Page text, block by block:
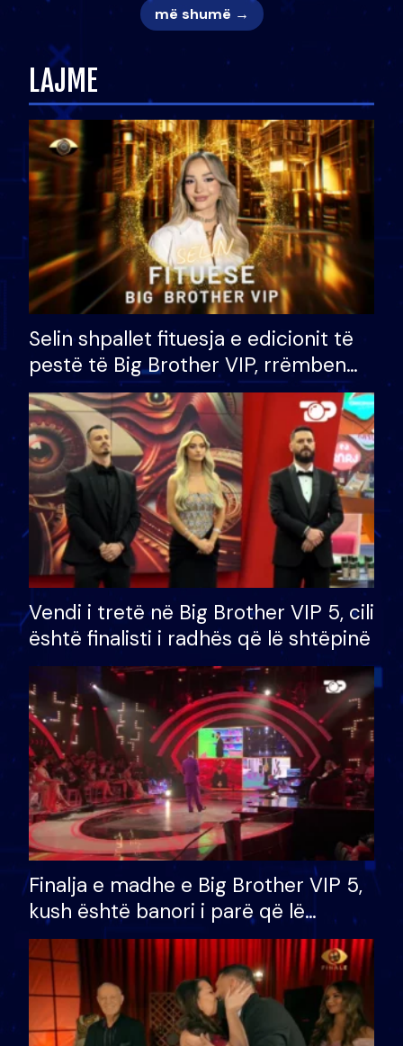
më shumë →
LAJME
Selin shpallet fituesja e edicionit të
pestë të Big Brother VIP, rrëmben
çmimin e madh prej 100 mijë eurosh
Vendi i tretë në Big Brother VIP 5, cili
është finalisti i radhës që lë shtëpinë
Finalja e madhe e Big Brother VIP 5,
kush është banori i parë që lë
shtëpinë dhe humb mundësinë për
të fituar çmimin e madh